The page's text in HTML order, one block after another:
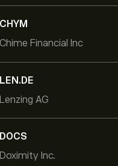
CHYM
Chime Financial Inc
LEN.DE
Lenzing AG
DOCS
Doximity Inc.